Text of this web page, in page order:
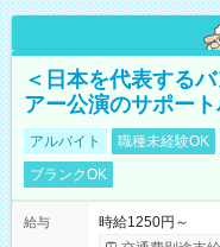
＜日本を代表する
アー公演のサポー
アルバイト 職種未経験OK
ブランクOK
給与
時給1250円～